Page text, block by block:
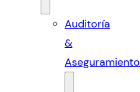
Auditoría
&
Aseguramiento